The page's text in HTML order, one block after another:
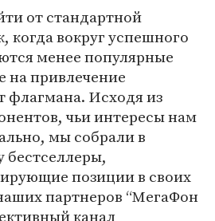
от стандартной
когда вокруг успешного
менее популярные
на привлечение
флагмана. Исходя из
чьи интересы нам
мы собрали в
позиции в своих
партнеров “МегаФон
канал